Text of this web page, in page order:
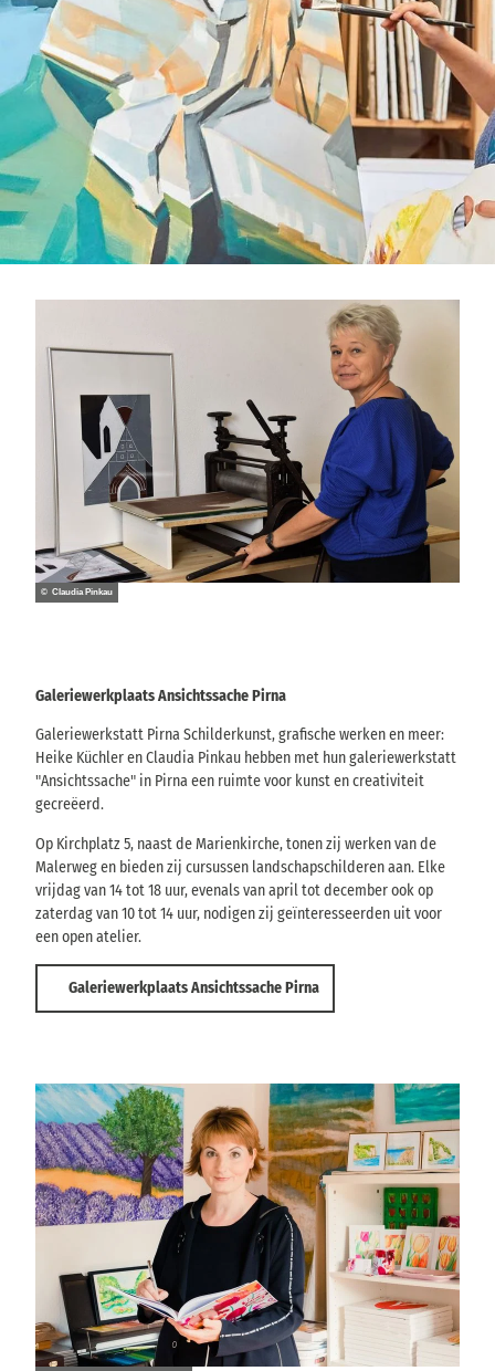
© Claudia Pinkau
Galeriewerkplaats Ansichtssache Pirna
Galeriewerkstatt Pirna Schilderkunst, grafische werken en meer:
Heike Küchler en Claudia Pinkau hebben met hun galeriewerkstatt
"Ansichtssache" in Pirna een ruimte voor kunst en creativiteit
gecreëerd.
Op Kirchplatz 5, naast de Marienkirche, tonen zij werken van de
Malerweg en bieden zij cursussen landschapschilderen aan. Elke
vrijdag van 14 tot 18 uur, evenals van april tot december ook op
zaterdag van 10 tot 14 uur, nodigen zij geïnteresseerden uit voor
een open atelier.
Galeriewerkplaats Ansichtssache Pirna